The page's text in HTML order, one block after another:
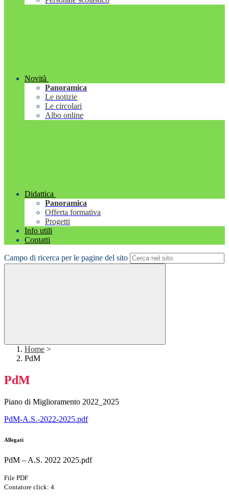
Novità
Panoramica
Le notizie
Le circolari
Albo online
Didattica
Panoramica
Offerta formativa
Progetti
Info utili
Contatti
Campo di ricerca per le pagine del sito
Home >
PdM
PdM
Piano di Miglioramento 2022_2025
PdM-A.S.-2022-2025.pdf
Allegati
PdM – A.S. 2022 2025.pdf
File PDF
Contatore click: 4